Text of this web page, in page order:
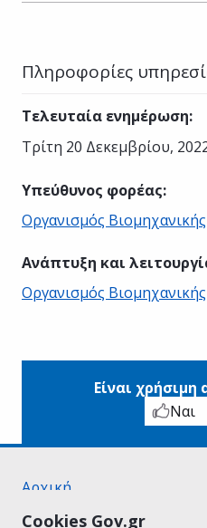
Cookies Gov.gr
Πληροφορίες
Τελευταία ενημέρωση:
Τρίτη 20 Δεκεμβρίου,
Υπεύθυνος φορέας:
Οργανισμός Βιομηχανικής
Ανάπτυξη και
Οργανισμός Βιομηχανικής
Είναι χρήσιμη
Ναι
Αρχική